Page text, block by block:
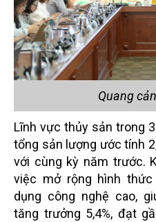
Quang
Lĩnh vực thủy sản trong
tổng sản lượng ước tính
với cùng kỳ năm trước.
việc mở rộng hình
dụng công nghệ cao,
tăng trưởng 5,4%, đạt